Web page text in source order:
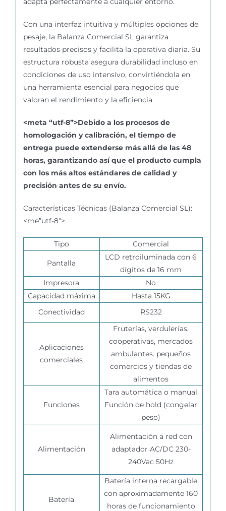
Con una interfaz intuitiva y múltiples opciones de
pesaje, la Balanza Comercial SL garantiza
resultados precisos y facilita la operativa diaria. Su
estructura robusta asegura durabilidad incluso en
condiciones de uso intensivo, convirtiéndola en
una herramienta esencial para negocios que
valoran el rendimiento y la eficiencia.
<meta “utf-8”>Debido a los procesos de
homologación y calibración, el tiempo de
entrega puede extenderse más allá de las 48
horas, garantizando así que el producto cumpla
con los más altos estándares de calidad y
precisión antes de su envío.
Características Técnicas (Balanza Comercial SL):
<me”utf-8″>
Tipo Comercial
Pantalla
LCD retroiluminada con 6
dígitos de 16 mm
Impresora
No
Capacidad máxima
Hasta 15KG
Conectividad
RS232
Aplicaciones
comerciales
Fruterías, verdulerías,
cooperativas, mercados
ambulantes. pequeños
comercios y tiendas de
alimentos
Funciones
Tara automática o manual
Función de hold (congelar
peso)
Alimentación
Alimentación a red con
adaptador AC/DC 230-
240Vac 50Hz
Batería
Batería interna recargable
con aproximadamente 160
horas de funcionamiento